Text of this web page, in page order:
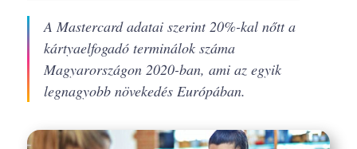
A Mastercard adatai szerint 20%-kal nőtt a
kártyaelfogadó terminálok száma
Magyarországon 2020-ban, ami az egyik
legnagyobb növekedés Európában.